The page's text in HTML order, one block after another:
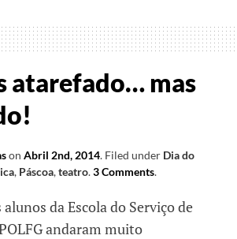
vai
ao
e
atarefado… mas
on Abril 2nd, 2014. Filed under Dia do
, Páscoa,teatro.3 Comments.
da Escola do Serviço de
andaram muito